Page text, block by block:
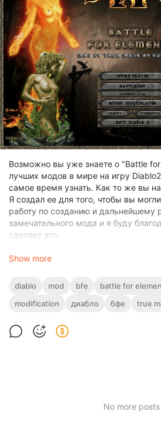
Возможно вы уже знаете о "Battle
лучших модов в мире на игру
самое время узнать. Как то же вы
Я создал ее для того, чтобы вы
работу по созданию и дальнейшему
замечательного мода и я буду
сделает это.
Show more
diablo mod bfe battle for
modification
диабло бфе true
No more posts